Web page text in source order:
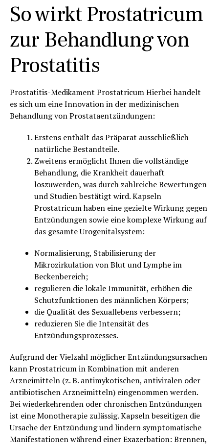
So wirktProstatricum
zur Behandlung von
Prostatitis
Prostatitis-Medikament Prostatricum Hierbei handelt
es sich um eine Innovation in der medizinischen
Behandlung von Prostataentzündungen:
Erstens enthält das Präparat ausschließlich
natürliche Bestandteile.
Zweitens ermöglicht Ihnen die vollständige
Behandlung, die Krankheit dauerhaft
loszuwerden, was durch zahlreiche Bewertungen
und Studien bestätigt wird. Kapseln
Prostatricum haben eine gezielte Wirkung gegen
Entzündungen sowie eine komplexe Wirkung auf
das gesamte Urogenitalsystem:
Normalisierung, Stabilisierung der
Mikrozirkulation von Blut und Lymphe im
Beckenbereich;
regulieren die lokale Immunität, erhöhen die
Schutzfunktionen des männlichen Körpers;
die Qualität des Sexuallebens verbessern;
reduzieren Sie die Intensität des
Entzündungsprozesses.
Aufgrund der Vielzahl möglicher Entzündungsursachen
kann Prostatricum in Kombination mit anderen
Arzneimitteln (z. B. antimykotischen, antiviralen oder
antibiotischen Arzneimitteln) eingenommen werden.
Bei wiederkehrenden oder chronischen Entzündungen
ist eine Monotherapie zulässig. Kapseln beseitigen die
Ursache der Entzündung und lindern symptomatische
Manifestationen während einer Exazerbation: Brennen,